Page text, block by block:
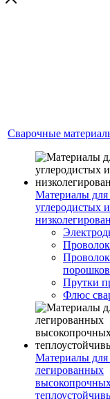
Сварочные
Материалы для
углеродистых и
Прутки
Флюс
Материалы для
легированных